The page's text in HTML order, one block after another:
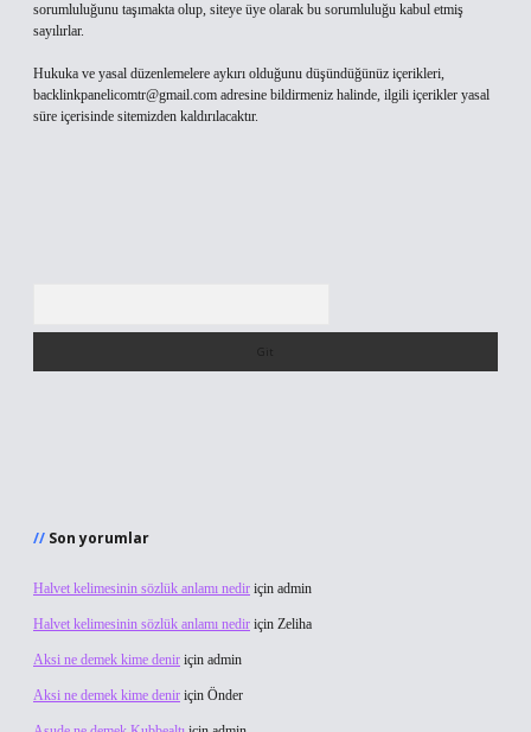
sorumluluğunu taşımakta olup, siteye üye olarak bu sorumluluğu kabul etmiş
sayılırlar.
Hukuka ve yasal düzenlemelere aykırı olduğunu düşündüğünüz içerikleri,
backlinkpanelicomtr@gmail.com adresine bildirmeniz halinde, ilgili içerikler yasal
süre içerisinde sitemizden kaldırılacaktır.
Son yorumlar
Halvet kelimesinin sözlük anlamı nedir için admin
Halvet kelimesinin sözlük anlamı nedir için Zeliha
Aksi ne demek kime denir için admin
Aksi ne demek kime denir için Önder